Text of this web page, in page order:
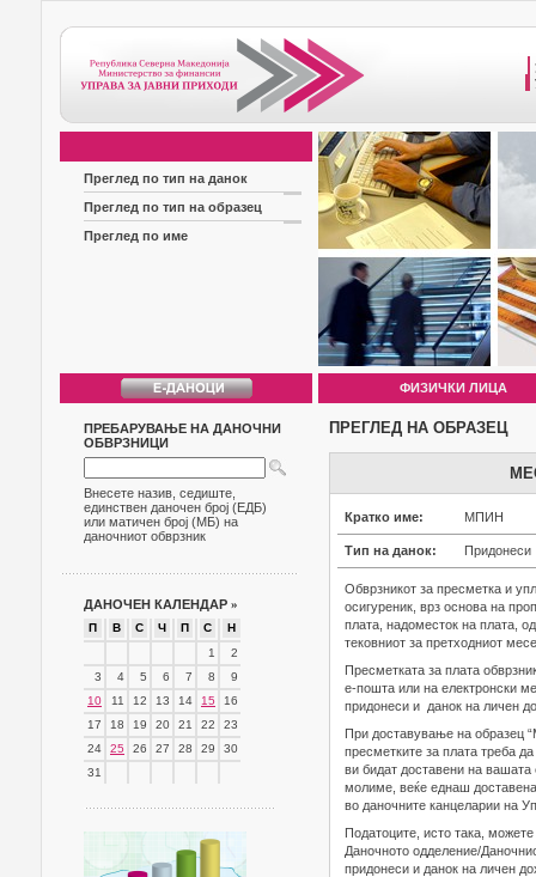
Преглед по тип на данок
Преглед по тип на образец
Преглед по име
ФИЗИЧКИ ЛИЦА
ПРЕБАРУВАЊЕ НА ДАНОЧНИ
ОБВРЗНИЦИ
Внесете назив, седиште,
единствен даночен број (ЕДБ)
или матичен број (МБ) на
даночниот обврзник
ДАНОЧЕН КАЛЕНДАР »
П В С Ч П С
Н
1
2
3
4 5 6 7 8
9
10
11 12 13 14 15
16
17
18 19 20 21 22
23
24
25 26 27 28 29
30
31
ПРЕГЛЕД НА ОБРАЗЕЦ
Кратко име: МПИН
Тип на данок: Придонеси
Обврзникот за пресметка и
осигуреник, врз основа на
плата, надоместок на плата,
тековниот за претходниот
Пресметката за плата
е-пошта или на електронски
придонеси и данок на личен
При доставување на образец
пресметките за плата треба
ви бидат доставени на вашата
молиме, веќе еднаш
во даночните канцеларии на
Податоците, исто така,
Даночното одделение/
придонеси и данок на личен